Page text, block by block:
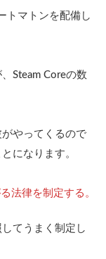
トマトンを配備し
Steam Coreの数
やってくるので
になります。
法律を制定する。
てうまく制定し